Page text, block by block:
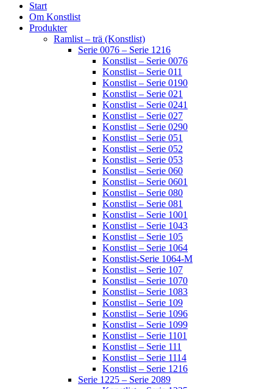
Start
Om Konstlist
Produkter
Ramlist – trä (Konstlist)
Serie 0076 – Serie 1216
Konstlist – Serie 0076
Konstlist – Serie 011
Konstlist – Serie 0190
Konstlist – Serie 021
Konstlist – Serie 0241
Konstlist – Serie 027
Konstlist – Serie 0290
Konstlist – Serie 051
Konstlist – Serie 052
Konstlist – Serie 053
Konstlist – Serie 060
Konstlist – Serie 0601
Konstlist – Serie 080
Konstlist – Serie 081
Konstlist – Serie 1001
Konstlist – Serie 1043
Konstlist – Serie 105
Konstlist – Serie 1064
Konstlist-Serie 1064-M
Konstlist – Serie 107
Konstlist – Serie 1070
Konstlist – Serie 1083
Konstlist – Serie 109
Konstlist – Serie 1096
Konstlist – Serie 1099
Konstlist – Serie 1101
Konstlist – Serie 111
Konstlist – Serie 1114
Konstlist – Serie 1216
Serie 1225 – Serie 2089